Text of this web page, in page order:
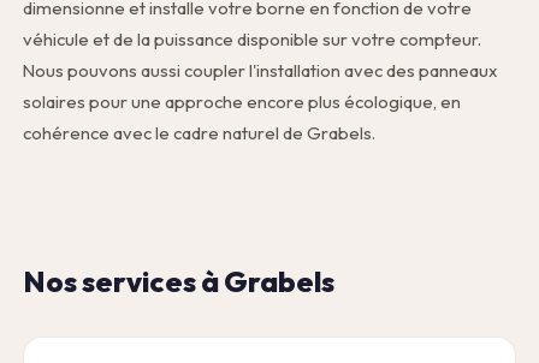
dimensionne et installe votre borne en fonction de votre
véhicule et de la puissance disponible sur votre compteur.
Nous pouvons aussi coupler l'installation avec des panneaux
solaires pour une approche encore plus écologique, en
cohérence avec le cadre naturel de Grabels.
Nos services à Grabels